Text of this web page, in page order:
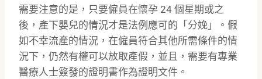
需要注意的是，只要僱員在懷孕 24 個星期或之
後，產下嬰兒的情況才是法例應可的「分娩」。假
如不幸流產的情況，在僱員符合其他所需條件的情
況下，仍然有權可以放取產假，並且，需要有專業
醫療人士簽發的證明書作為證明文件。